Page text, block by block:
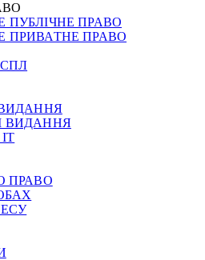
ПУБЛІЧНЕ ПРАВО
ПРИВАТНЕ ПРАВО
ВИДАННЯ
ВИДАННЯ
ПРАВО